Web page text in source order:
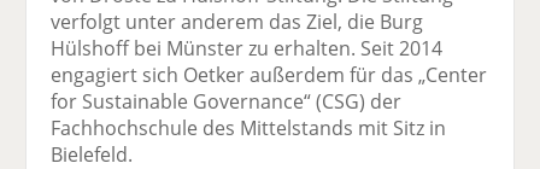
verfolgt unter anderem das Ziel, die Burg
Hülshoff bei Münster zu erhalten. Seit 2014
engagiert sich Oetker außerdem für das „Center
for Sustainable Governance“ (CSG) der
Fachhochschule des Mittelstands mit Sitz in
Bielefeld.